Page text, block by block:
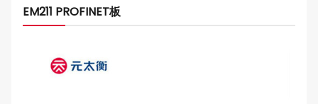
EM211 PROFINET板